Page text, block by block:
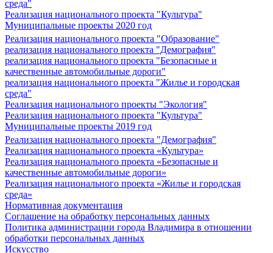
среда"
Реализация национального проекта "Культура"
Муниципальные проекты 2020 год
Реализация национального проекта "Образование"
реализация национального проекта "Демография"
реализация национального проекта "Безопасные и
качественные автомобильные дороги"
реализация национального проекта "Жилье и городская
среда"
Реализация национального проекты "Экология"
Реализация национального проекта "Культура"
Муниципальные проекты 2019 год
Реализация национального проекта "Демография"
Реализация национального проекта «Культура»
Реализация национального проекта «Безопасные и
качественные автомобильные дороги»
Реализация национального проекта «Жилье и городская
среда»
Нормативная документация
Соглашение на обработку персональных данных
Политика администрации города Владимира в отношении
обработки персональных данных
Искусство